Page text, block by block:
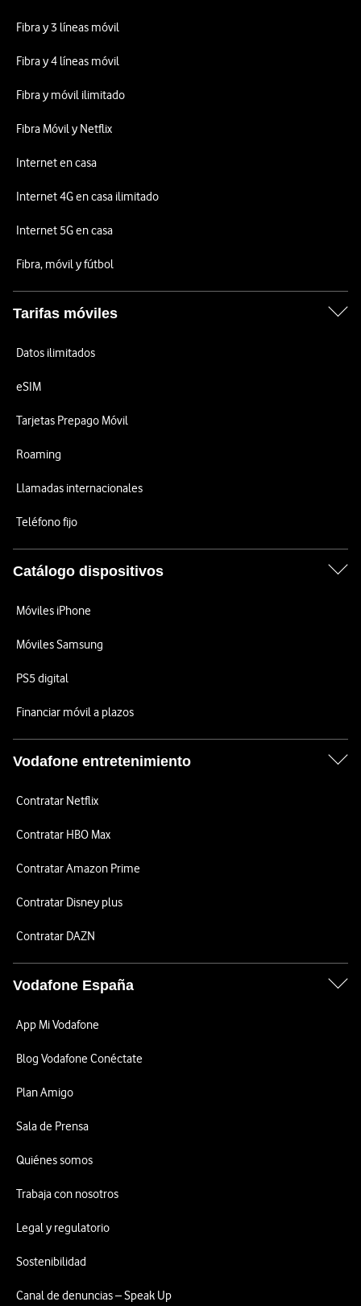
Fibra y 3 líneas móvil
Fibra y 4 líneas móvil
Fibra y móvil ilimitado
Fibra Móvil y Netflix
Internet en casa
Internet 4G en casa ilimitado
Internet 5G en casa
Fibra, móvil y fútbol
Tarifas móviles
Datos ilimitados
eSIM
Tarjetas Prepago Móvil
Roaming
Llamadas internacionales
Teléfono fijo
Catálogo dispositivos
Móviles iPhone
Móviles Samsung
PS5 digital
Financiar móvil a plazos
Vodafone entretenimiento
Contratar Netflix
Contratar HBO Max
Contratar Amazon Prime
Contratar Disney plus
Contratar DAZN
Vodafone España
App Mi Vodafone
Blog Vodafone Conéctate
Plan Amigo
Sala de Prensa
Quiénes somos
Trabaja con nosotros
Legal y regulatorio
Sostenibilidad
Canal de denuncias – Speak Up